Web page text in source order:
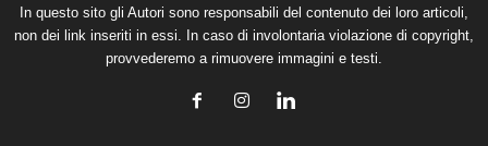
In questo sito gli Autori sono responsabili del contenuto dei loro articoli,
non dei link inseriti in essi. In caso di involontaria violazione di copyright,
provvederemo a rimuovere immagini e testi.